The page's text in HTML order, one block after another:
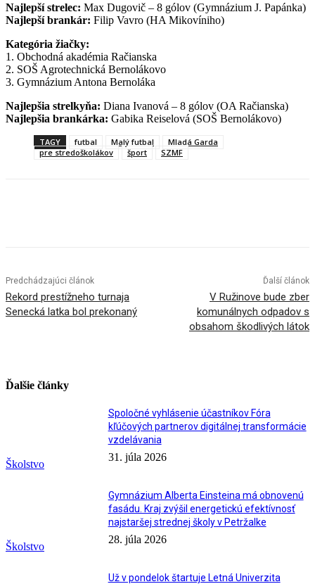
Najlepší strelec: Max Dugovič – 8 gólov (Gymnázium J. Papánka)
Najlepší brankár: Filip Vavro (HA Mikovíniho)
Kategória žiačky:
1. Obchodná akadémia Račianska
2. SOŠ Agrotechnická Bernolákovo
3. Gymnázium Antona Bernoláka
Najlepšia strelkyňa: Diana Ivanová – 8 gólov (OA Račianska)
Najlepšia brankárka: Gabika Reiselová (SOŠ Bernolákovo)
TAGY futbal Malý futbal
Mladá Garda
pre stredoškolákov
šport SZMF
Predchádzajúci článok
Rekord prestížneho turnaja
Senecká latka bol prekonaný
Ďalší článok
V Ružinove bude zber
komunálnych odpadov s
obsahom škodlivých látok
Ďalšie články
Školstvo
Spoločné vyhlásenie účastníkov Fóra
kľúčových partnerov digitálnej transformácie
vzdelávania
31. júla 2026
Školstvo
Gymnázium Alberta Einsteina má obnovenú
fasádu. Kraj zvýšil energetickú efektívnosť
najstaršej strednej školy v Petržalke
28. júla 2026
Už v pondelok štartuje Letná Univerzita